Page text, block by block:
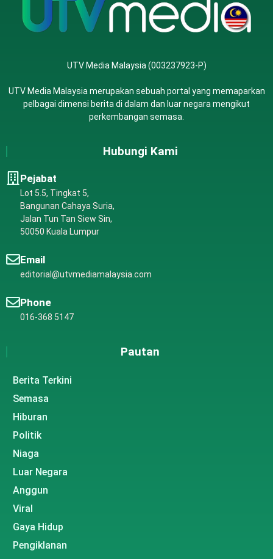
UTV Media Malaysia (003237923-P)
UTV Media Malaysia merupakan sebuah portal yang memaparkan
pelbagai dimensi berita di dalam dan luar negara mengikut
perkembangan semasa.
Hubungi Kami
Pejabat
Lot 5.5, Tingkat 5,
Bangunan Cahaya Suria,
Jalan Tun Tan Siew Sin,
50050 Kuala Lumpur
Email
editorial@utvmediamalaysia.com
Phone
016-368 5147
Pautan
Berita Terkini
Semasa
Hiburan
Politik
Niaga
Luar Negara
Anggun
Viral
Gaya Hidup
Pengiklanan